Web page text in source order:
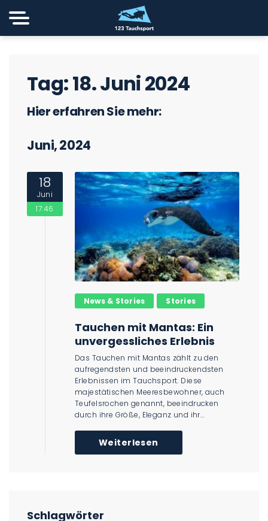
Tag:18. Juni 2024
Hier erfahren Sie mehr:
Juni, 2024
18
Juni
17:46
News & Stories Stories
Tauchen mit Mantas: Ein
unvergessliches Erlebnis
Das Tauchen mit Mantas zählt zu den
aufregendsten und beeindruckendsten
Erlebnissen im Tauchsport. Diese
majestätischen Meeresbewohner, auch
Teufelsrochen genannt, beeindrucken
durch ihre Größe, Eleganz und ihr...
Weiterlesen
Schlagwörter